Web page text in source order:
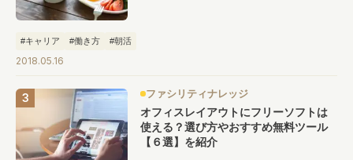
#キャリア #働き方 #朝活
2018.05.16
ファシリティナレッジ
オフィスレイアウトにフリーソフトは
使える？選び方やおすすめ無料ツール
【６選】を紹介